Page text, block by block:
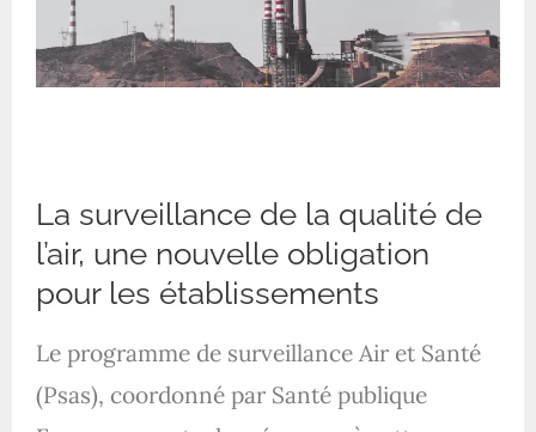
La surveillance de la qualité de
l’air, une nouvelle obligation
pour les établissements
Le programme de surveillance Air et Santé
(Psas), coordonné par Santé publique